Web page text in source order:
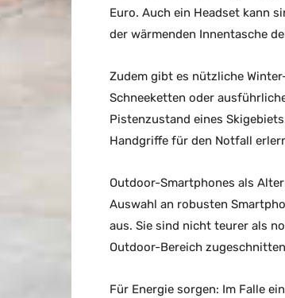
Euro. Auch ein Headset kann
der wärmenden Innentasche
Zudem gibt es nützliche
Schneeketten oder
Pistenzustand eines
Handgriffe für den Notfall
Outdoor-Smartphones als
Auswahl an robusten
aus. Sie sind nicht teurer als
Outdoor-Bereich
Für Energie sorgen: Im Falle